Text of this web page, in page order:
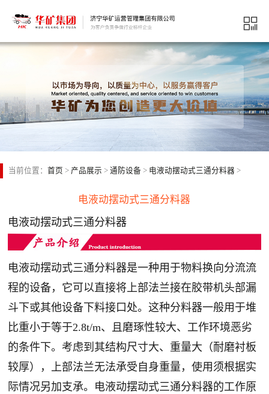
当前位置： 首页 > 产品展示 > 通防设备 > 电液动摆动式三通分料器 >
电液动摆动式三通分料器
电液动摆动式三通分料器‌
电液动摆动式三通分料器‌是一种用于物料换向分流流
程的设备，它可以直接将上部法兰接在胶带机头部漏
斗下或其他设备下料接口处。这种分料器一般用于堆
比重小于等于2.8t/m、且磨琢性较大、工作环境恶劣
的条件下。考虑到其结构尺寸大、重量大（耐磨衬板
较厚），上部法兰无法承受自身重量，使用须根据实
际情况另加支承。电液动摆动式三通分料器的工作原